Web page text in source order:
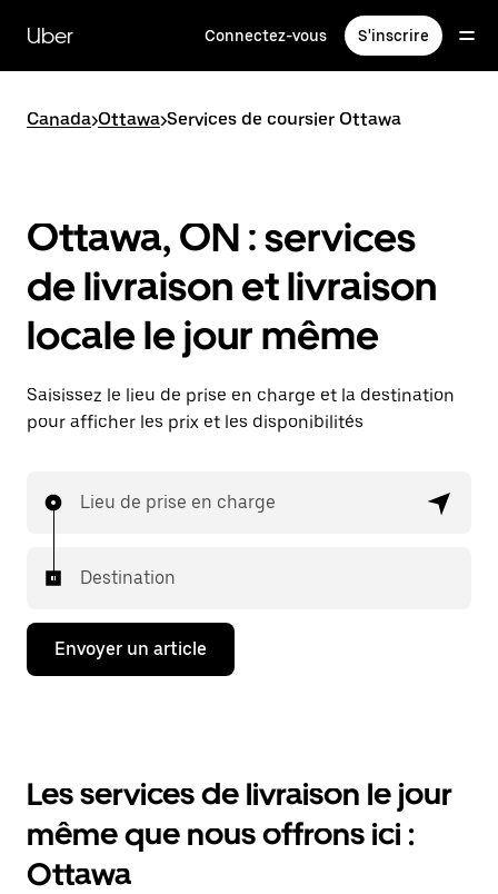
contenu
principal
Uber Connectez-vous S'inscrire
Canada>Ottawa>Services de coursier Ottawa
Ottawa, ON : services
de livraison et livraison
locale le jour même
Saisissez le lieu de prise en charge et la destination
pour afficher les prix et les disponibilités
Lieu de prise en charge
Destination
Envoyer un article
Les services de livraison le jour
même que nous offrons ici :
Ottawa